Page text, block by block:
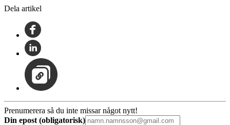
Dela artikel
Prenumerera så du inte missar något nytt!
Din epost (obligatorisk)